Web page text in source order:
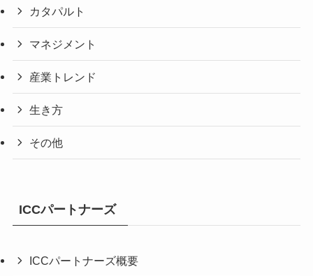
カタパルト
マネジメント
産業トレンド
生き方
その他
ICCパートナーズ
ICCパートナーズ概要